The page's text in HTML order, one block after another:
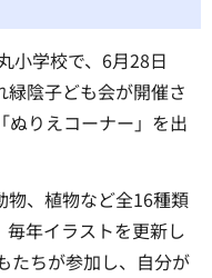
小学校で、6月28日
緑陰子ども会が開催さ
ぬりえコーナー」を出
物、植物など全16種類
年イラストを更新し
たちが参加し、自分が